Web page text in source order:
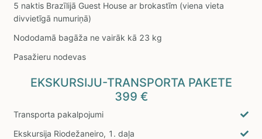
5 naktis Brazīlijā Guest House ar brokastīm (viena vieta
divvietīgā numuriņā)
Nododamā bagāža ne vairāk kā 23 kg
Pasažieru nodevas
EKSKURSIJU-TRANSPORTA PAKETE
399 €
Transporta pakalpojumi
Ekskursija Riodežaneiro, 1. daļa